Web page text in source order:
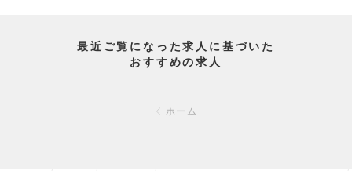
最近ご覧になった求人に基づいた
おすすめの求人
ホーム